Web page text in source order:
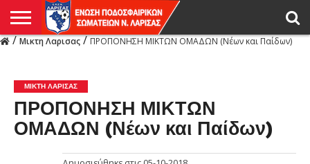
/Μικτη Λαρισας/ΠΡΟΠΟΝΗΣΗ ΜΙΚΤΩΝ ΟΜΑΔΩΝ (Νέων και Παίδων)
ΜΙΚΤΗ ΛΑΡΙΣΑΣ
ΠΡΟΠΟΝΗΣΗ ΜΙΚΤΩΝ
ΟΜΑΔΩΝ (Νέων και Παίδων)